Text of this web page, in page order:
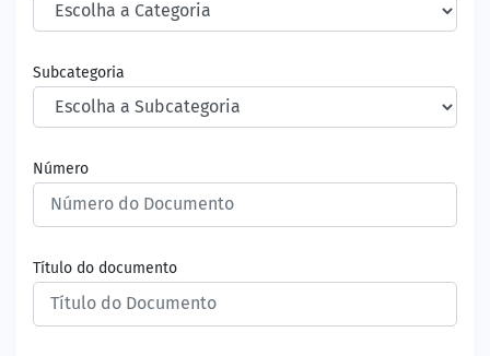
Subcategoria
Número
Título do documento